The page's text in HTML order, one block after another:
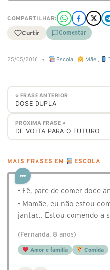
COMPARTILHAR:
Curtir Comentar
25/05/2016 • Escola , Mãe,
« FRASE ANTERIOR
DOSE DUPLA
PRÓXIMA FRASE »
DE VOLTA PARA O FUTURO
MAIS FRASES EM ESCOLA
- Fê, pare de comer doce
- Mamãe, eu não estou
jantar... Estou comendo a
(Fernanda, 8 anos)
Amor e família Comida